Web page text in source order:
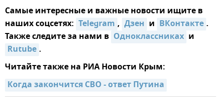
Самые интересные и важные новости ищите в
наших соцсетях: Telegram , Дзен и ВКонтакте .
Также следите за нами в Одноклассниках и
Rutube .
Читайте также на РИА Новости Крым:
Когда закончится СВО - ответ Путина